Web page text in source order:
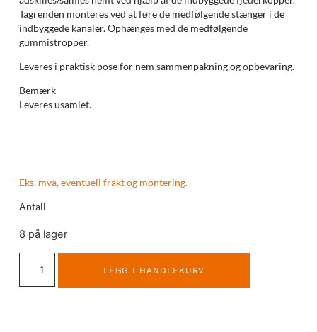
Tagrenden monteres ved at føre de medfølgende stænger i de
indbyggede kanaler. Ophænges med de medfølgende
gummistropper.
Leveres i praktisk pose for nem sammenpakning og opbevaring.
Bemærk
Leveres usamlet.
Eks. mva, eventuell frakt og montering.
Antall
8 på lager
LEGG I HANDLEKURV